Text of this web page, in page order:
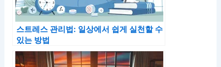
스트레스 관리법: 일상에서 쉽게 실천할 수
있는 방법